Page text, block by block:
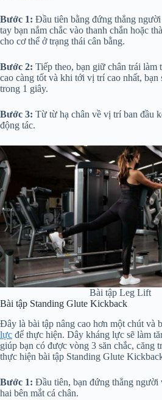
Bước 1: Đầu tiên bằng đứng thẳng
tay bạn nắm chắc vào thanh chắn hoặc
cho cơ thể ở trạng thái cân bằng.
Bước 2: Tiếp theo, bạn giữ chân trái làm
cao càng tốt và khi tới vị trí cao nhất, bạn
trong 1 giây.
Bước 3: Từ từ hạ chân về vị trí ban đầu
động tác.
Bài tập Leg Lift
Bài tập Standing Glute Kickback
Đây là bài tập nâng cao hơn một chút và
lực để thực hiện. Dây kháng lực sẽ làm
giúp bạn có được vòng 3 săn chắc, căng
thực hiện bài tập Standing Glute
Bước 1: Đầu tiên, bạn đứng thẳng người
hai bên mắt cá chân.